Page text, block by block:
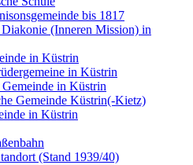
bis 1817
(Inneren Mission) in
in Küstrin
in Küstrin
in Küstrin
Gemeinde Küstrin(-Kietz)
in Küstrin
(Stand 1939/40)